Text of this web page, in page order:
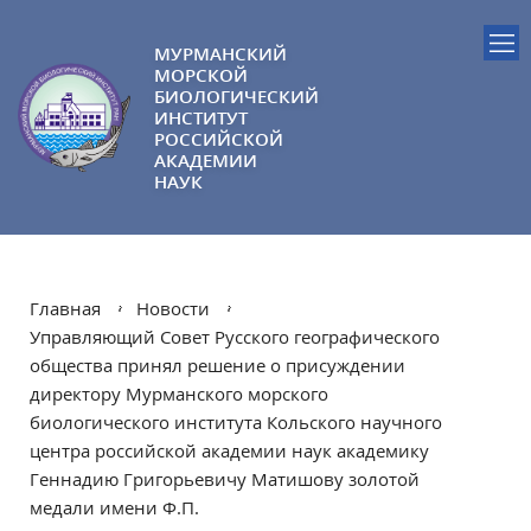
МУРМАНСКИЙ
МОРСКОЙ
БИОЛОГИЧЕСКИЙ
ИНСТИТУТ
РОССИЙСКОЙ
АКАДЕМИИ
НАУК
Главная
Новости
Управляющий Совет Русского географического
общества принял решение о присуждении
директору Мурманского морского
биологического института Кольского научного
центра российской академии наук академику
Геннадию Григорьевичу Матишову золотой
медали имени Ф.П.